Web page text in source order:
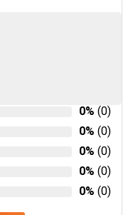
0% (0)
0% (0)
0% (0)
0% (0)
0% (0)